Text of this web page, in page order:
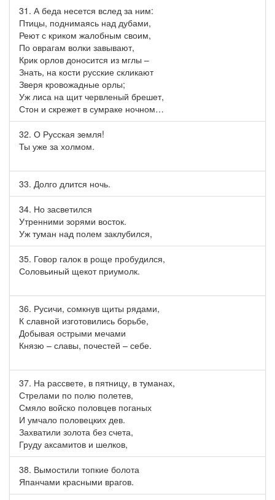
31. А беда несется вслед за ним:
Птицы, поднимаясь над дубами,
Реют с криком жалобным своим,
По оврагам волки завывают,
Крик орлов доносится из мглы –
Знать, на кости русские скликают
Зверя кровожадные орлы;
Уж лиса на щит червленый брешет,
Стон и скрежет в сумраке ночном…
32. О Русская земля!
Ты уже за холмом.
33. Долго длится ночь.
34. Но засветился
Утренними зорями восток.
Уж туман над полем заклубился,
35. Говор галок в роще пробудился,
Соловьиный щекот приумолк.
36. Русичи, сомкнув щиты рядами,
К славной изготовились борьбе,
Добывая острыми мечами
Князю – славы, почестей – себе.
37. На рассвете, в пятницу, в туманах,
Стрелами по полю полетев,
Смяло войско половцев поганых
И умчало половецких дев.
Захватили золота без счета,
Груду аксамитов и шелков,
38. Вымостили топкие болота
Япанчами красными врагов.